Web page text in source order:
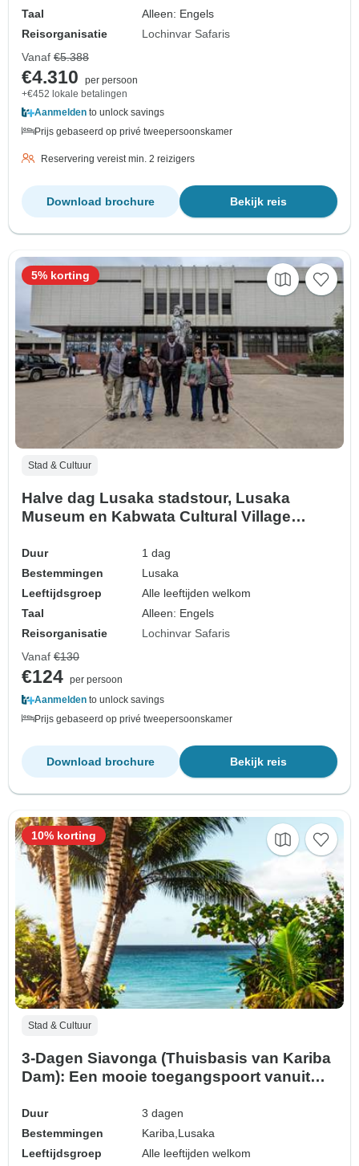
Taal
Alleen: Engels
Reisorganisatie
Lochinvar Safaris
Vanaf €5.388
€4.310
per persoon
+€452 lokale betalingen
Aanmelden to unlock savings
Prijs gebaseerd op privé tweepersoonskamer
Reservering vereist min. 2 reizigers
Bekijk reis
Download brochure
Stad & Cultuur
Halve dag Lusaka stadstour, Lusaka
Museum en Kabwata Cultural Village
Duur
1 dag
Bestemmingen
Lusaka
Leeftijdsgroep
Alle leeftijden welkom
Taal
Alleen: Engels
Reisorganisatie
Lochinvar Safaris
5% korting
Vanaf €130
€124 per persoon
Aanmelden to unlock savings
Prijs gebaseerd op privé tweepersoonskamer
Bekijk reis
Download brochure
Stad & Cultuur
3-Dagen Siavonga (Thuisbasis van Kariba
Dam): Een mooie toegangspoort vanuit
(Zimbabwe)
Duur
3 dagen
Bestemmingen
Kariba,Lusaka
Leeftijdsgroep
Alle leeftijden welkom
10% korting